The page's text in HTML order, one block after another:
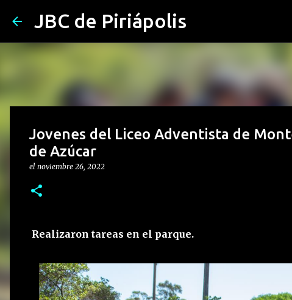
JBC de Piriápolis
Jovenes del Liceo Adventista de
de Azúcar
el noviembre 26, 2022
Realizaron tareas en el parque.